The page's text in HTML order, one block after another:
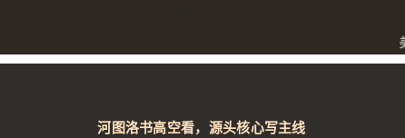
河图洛书高空看，源头核心写主线